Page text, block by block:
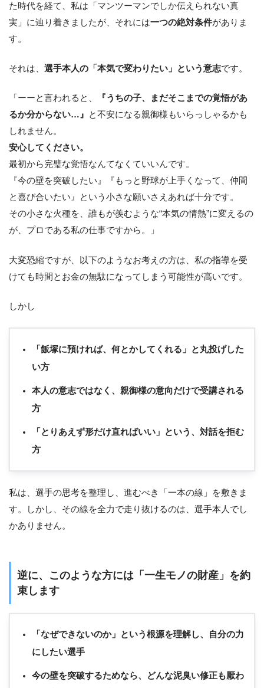
た時代を経て、私は「マンツーマンでしか伝えられない真
実」に辿り着きましたが、それには一つの絶対条件がありま
す。
それは、 選手本人の「本気で変わりたい」という意志です。
「ーーと言われると、
『うちの子、まだそこまでの覚悟があ
るか分からない…』
と不安になる親御様もいらっしゃるかも
しれません。
安心してください。
最初から完璧な覚悟なんてなくていいんです。
『今の壁を突破したい』『もっと野球が上手くなって、仲間
と喜び合いたい』という小さな願いさえあれば十分です。
その小さな火種を、誰もが羨むような“本気の情熱”に変えるの
が、プロである私の仕事ですから。」
大変恐縮ですが、以下のようなお考えの方は、私の指導を受
けても時間とお金の無駄になってしまう可能性が高いです。
しかし
「飯塚に預ければ、何とかしてくれる」と丸投げした
い方
本人の意志ではなく、親御様の意向だけで受講される
方
「とりあえず形だけ直ればいい」という、対話を拒む
方
私は、選手の思考を整理し、進むべき「一本の線」を敷きま
す。しかし、その線を全力で走り抜けるのは、選手本人でし
かありません。
逆に、このような方には「一生モノの財産」を約
束します
「なぜできないのか」という根源を理解し、自分の力
にしたい選手
今の壁を突破するためなら、どんな泥臭い修正も厭わ